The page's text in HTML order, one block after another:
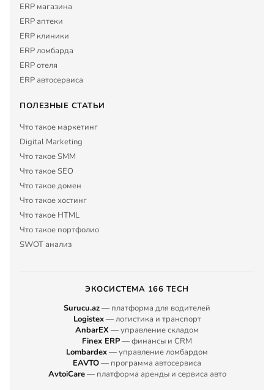
ERP магазина
ERP аптеки
ERP клиники
ERP ломбарда
ERP отеля
ERP автосервиса
ПОЛЕЗНЫЕ СТАТЬИ
Что такое маркетинг
Digital Marketing
Что такое SMM
Что такое SEO
Что такое домен
Что такое хостинг
Что такое HTML
Что такое портфолио
SWOT анализ
ЭКОСИСТЕМА 166 TECH
Surucu.az— платформа для водителей
Logistex— логистика и транспорт
AnbarEX — управление складом
Finex ERP— финансы и CRM
Lombardex— управление ломбардом
EAVTO— программа автосервиса
AvtoiCare— платформа аренды и сервиса авто